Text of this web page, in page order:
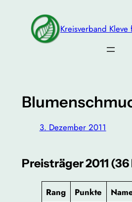
springen
Kreisverband
3. Dezember 2011
Preisträger 2011
Rang Punkte